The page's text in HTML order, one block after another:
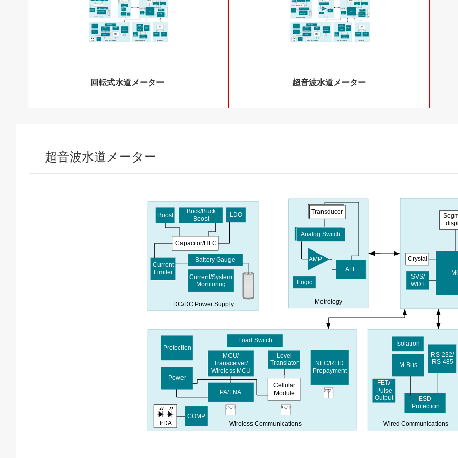
DC/DC Power Supply
Boost
Capacitor/HLC
Monitoring
Current
Limiter
Battery Gauge
Applications
SVS/
Crystal
MCU
Capacitive
Touch
Debounce
Logic
Segment
display
e
FET/Relay
Motor Driver
Position
Sense
Wireless Communications
NFC/RFID
Prepayment
Cellular
Module
IrDA
Load Switch
Power
Level
Translator
MCU/
Wireless MCU
Protection
COMP
Wired Communications
RS-232/
RS-485
ESD
Protection
M-Bus
FET/
Pulse
Output
Isolation
Anti-Tamper
Case
Open
Inductive
Switch
State
Retention
Metrology
FET/
BJT
Logic
MCU
Level
Translation
Sensor
回転式水道メーター
DC/DC Power Supply
Boost
Capacitor/HLC
Monitoring
Current
Limiter
Battery Gauge
Applications
SVS/
Crystal
MCU
Capacitive
Touch
Debounce
Logic
Segment
display
V
a
e
FET/Relay
Motor Driver
Position
Wireless Communications
NFC/RFID
Prepayment
Cellular
Module
IrDA
Load Switch
Power
Level
Translator
MCU/
Wireless MCU
Protection
COMP
Wired Communications
RS-232/
RS-485
ESD
Protection
M-Bus
FET/
Pulse
Output
Isolation
Anti-Tamper
Case
Open
Inductive
Switch
State
Retention
Metrology
Logic
AFE
Analog Switch
超音波水道メーター
超音波水道メーター
DC/DC Power Supply
LDO
Buck/Buck
Boost
Boost
Capacitor/HLC
Current/System
Monitoring
Current
Limiter
Battery Gauge
SVS/
WDT
Crystal
Wireless Communications
NFC/RFID
Prepayment
Cellular
Module
IrDA
Load Switch
Power
Level
Translator
MCU/
Transceiver/
Wireless MCU
PA/LNA
Protection
COMP
Wired Communications
RS-232/
RS-485
ESD
Protection
M-Bus
FET/
Pulse
Output
Isolation
Metrology
Logic
AMP
AFE
Transducer
Analog Switch